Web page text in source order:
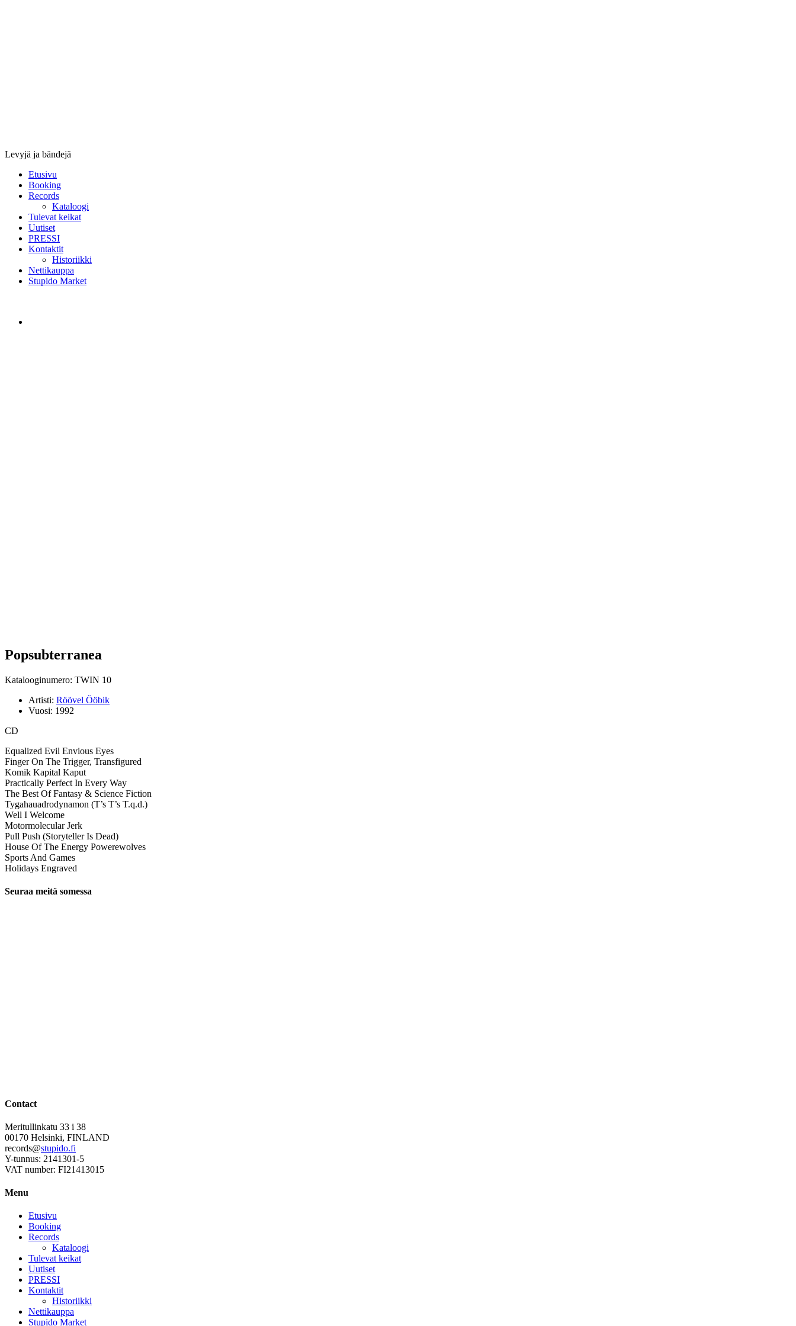
Levyjä ja bändejä
Etusivu
Booking
Records
Kataloogi
Tulevat keikat
Uutiset
PRESSI
Kontaktit
Historiikki
Nettikauppa
Stupido Market
Popsubterranea
Katalooginumero: TWIN 10
Artisti: Röövel Ööbik
Vuosi: 1992
CD
Equalized Evil Envious Eyes
Finger On The Trigger, Transfigured
Komik Kapital Kaput
Practically Perfect In Every Way
The Best Of Fantasy & Science Fiction
Tygahauadrodynamon (T’s T’s T.q.d.)
Well I Welcome
Motormolecular Jerk
Pull Push (Storyteller Is Dead)
House Of The Energy Powerewolves
Sports And Games
Holidays Engraved
Seuraa meitä somessa
Contact
Meritullinkatu 33 i 38
00170 Helsinki, FINLAND
records@stupido.fi
Y-tunnus: 2141301-5
VAT number: FI21413015
Menu
Etusivu
Booking
Records
Kataloogi
Tulevat keikat
Uutiset
PRESSI
Kontaktit
Historiikki
Nettikauppa
Stupido Market